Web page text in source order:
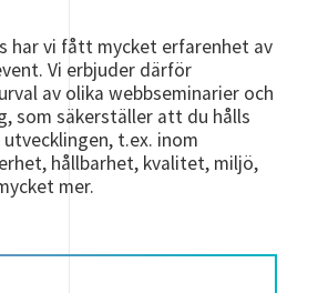
har vi fått mycket erfarenhet av
Vi erbjuder därför
av olika webbseminarier och
som säkerställer att du hålls
t.ex. inom
hållbarhet, kvalitet, miljö,
mer.